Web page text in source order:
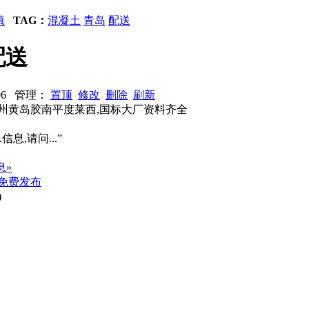
TAG： 混凝土 青岛 配送
送
管理： 置顶 修改 删除 刷新
黄岛胶南平度莱西,国标大厂资料齐全
息,请问...”
»
费发布